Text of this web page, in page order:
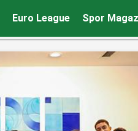
Euro League Spor